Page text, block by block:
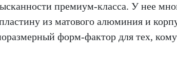
премиум-класса. У нее
из матового алюминия и
форм-фактор для тех, кому